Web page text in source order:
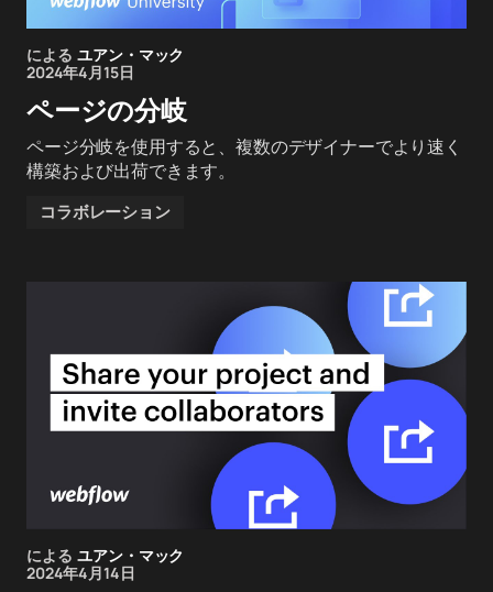
による ユアン・マック
2024年4月15日
ページの分岐
ページ分岐を使用すると、複数のデザイナーでより速く
構築および出荷できます。
コラボレーション
による ユアン・マック
2024年4月14日